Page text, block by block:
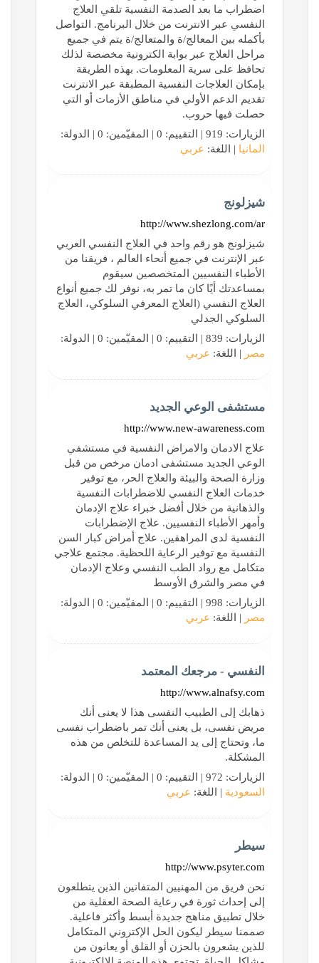
اضطراب ما بعد الصدمة النفسية تلقي العلاج
النفسي عبر الانترنت من خلال البرنامج. التواصل
بأكمله بين المعالج/ة والمتعالج/ة يتم في جميع
مراحل العلاج عبر بوابة الكترونية مخصصة لذلك
تحافظ على سرية المعلومات. بهذه الطريقة
بإمكان العلاجات النفسية المطبقة عبر الانترنت
تقديم الدعم الأولي في مناطق الأزمات أو التي
حصلت فيها حروب.
الزيارات: 919 | التقييم: 0 | المقيّمين: 0 | الدولة:
المانيا | اللغة: عربي
شيزلونج
http://www.shezlong.com/ar
شيزلونج هو رقم واحد في العلاج النفسي العربي
عبر الإنترنت في جميع أنحاء العالم ، فريقنا من
الأطباء النفسيين المتخصصين سيقوم
بمساعدتك أيًا كان ما تمر به، نوفر لك جميع أنواع
العلاج النفسي (العلاج المعرفي السلوكي، العلاج
السلوكي الجدلي
الزيارات: 839 | التقييم: 0 | المقيّمين: 0 | الدولة:
مصر | اللغة: عربي
مستشفى الوعي الجديد
http://www.new-awareness.com
علاج الادمان والامراض النفسية في مستشفي
الوعي الجديد مستشفى ادمان مرخص من قبل
وزارة الصحة والبيئة والعلاج الحر، مع توفير
خدمات العلاج النفسي للاضطرابات النفسية
والذهانية من خلال أفضل خبراء علاج الإدمان
وأمهر الأطباء النفسيين. علاج الإضطرابات
النفسية لدى المراهقين. علاج أمراض كبار السن
النفسية مع توفير الرعاية اللحظية. مجتمع علاجي
متكامل مع رواد الطب النفسي وعلاج الإدمان
في مصر والشرق الأوسط
الزيارات: 998 | التقييم: 0 | المقيّمين: 0 | الدولة:
مصر | اللغة: عربي
النفسي - مرجعك المعتمد
http://www.alnafsy.com
ذهابك إلى الطبيب النفسى هذا لا يعنى أنك
مريض نفسى، بل يعنى أنك تمر باضطراب نفسى
ما، وتحتاج إلى يد المساعدة للتخلص من هذه
المشكلة.
الزيارات: 972 | التقييم: 0 | المقيّمين: 0 | الدولة:
السعودية | اللغة: عربي
سيطر
http://www.psyter.com
نحن فريق من المهنيين المتفانين الذين يتطلعون
إلى إحداث ثورة في رعاية الصحة العقلية من
خلال تطبيق مناهج جديدة أبسط وأكثر فاعلية.
صممنا سيطر ليكون الحل الإكتروني المتكامل
للذين يشعرون بالحزن أو القلق أو يعانون من